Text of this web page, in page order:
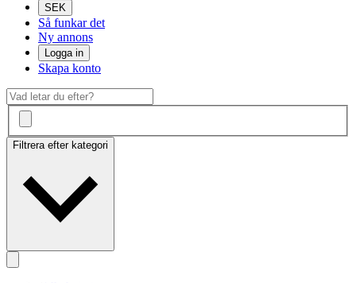
SEK
Så funkar det
Ny annons
Logga in
Skapa konto
Filtrera efter kategori